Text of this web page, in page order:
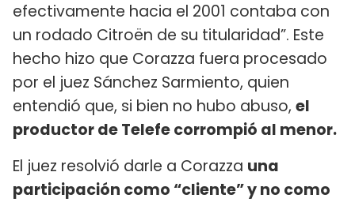
efectivamente hacia el 2001 contaba con
un rodado Citroën de su titularidad”. Este
hecho hizo que Corazza fuera procesado
por el juez Sánchez Sarmiento, quien
entendió que, si bien no hubo abuso, el
productor de Telefe corrompió al menor.
El juez resolvió darle a Corazza una
participación como “cliente” y no como